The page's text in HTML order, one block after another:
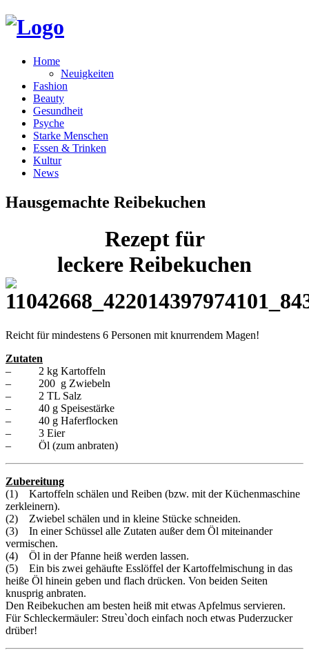
Home
Neuigkeiten
Fashion
Beauty
Gesundheit
Psyche
Starke Menschen
Essen & Trinken
Kultur
News
Hausgemachte Reibekuchen
Rezept für
leckere Reibekuchen
Reicht für mindestens 6 Personen mit knurrendem Magen!
Zutaten
– 2 kg Kartoffeln
– 200 g Zwiebeln
– 2 TL Salz
– 40 g Speisestärke
– 40 g Haferflocken
– 3 Eier
– Öl (zum anbraten)
Zubereitung
(1) Kartoffeln schälen und Reiben (bzw. mit der Küchenmaschine
zerkleinern).
(2) Zwiebel schälen und in kleine Stücke schneiden.
(3) In einer Schüssel alle Zutaten außer dem Öl miteinander
vermischen.
(4) Öl in der Pfanne heiß werden lassen.
(5) Ein bis zwei gehäufte Esslöffel der Kartoffelmischung in das
heiße Öl hinein geben und flach drücken. Von beiden Seiten
knusprig anbraten.
Den Reibekuchen am besten heiß mit etwas Apfelmus servieren.
Für Schleckermäuler: Streu`doch einfach noch etwas Puderzucker
drüber!